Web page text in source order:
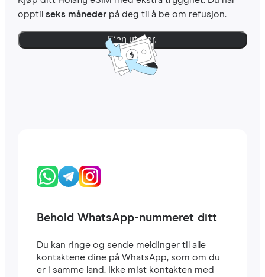
opptil seks månederpå deg til å be om refusjon.
Finn ut mer.
Behold WhatsApp-nummeret ditt
Du kan ringe og sende meldinger til alle
kontaktene dine på WhatsApp, som om du
er i samme land. Ikke mist kontakten med